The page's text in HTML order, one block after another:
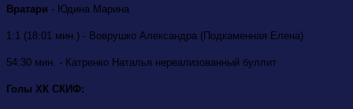
Вратари - Юдина Марина
1:1 (18:01 мин.) - Воврушко Александра (Подкаменная Елена)
54:30 мин. - Катренко Наталья нереализованный буллит
Голы ХК СКИФ: